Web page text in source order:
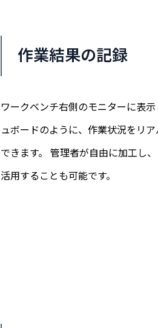
作業結果の記録
ワークベンチ右側のモニターに表
ュボードのように、作業状況をリ
できます。 管理者が自由に加工し
活用することも可能です。